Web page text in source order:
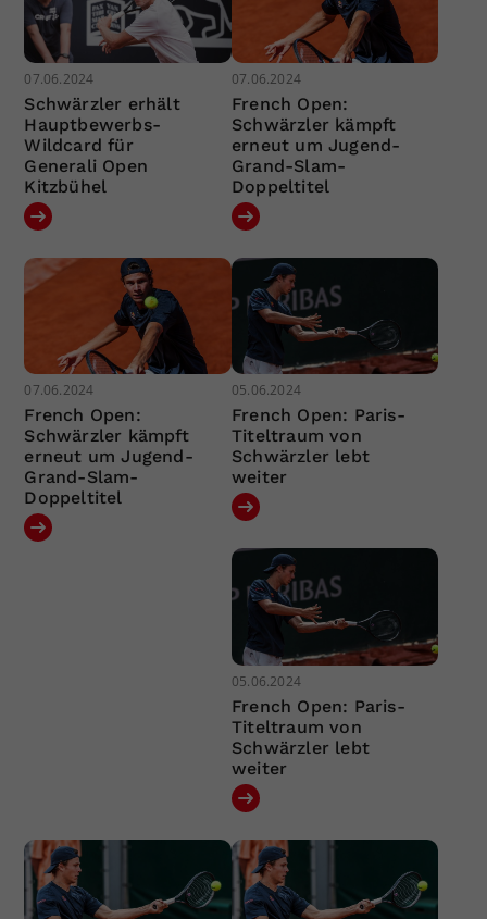
07.06.2024
Schwärzler erhält
Hauptbewerbs-
Wildcard für
Generali Open
Kitzbühel
07.06.2024
French Open:
Schwärzler kämpft
erneut um Jugend-
Grand-Slam-
Doppeltitel
07.06.2024
French Open:
Schwärzler kämpft
erneut um Jugend-
Grand-Slam-
Doppeltitel
05.06.2024
French Open: Paris-
Titeltraum von
Schwärzler lebt
weiter
05.06.2024
French Open: Paris-
Titeltraum von
Schwärzler lebt
weiter